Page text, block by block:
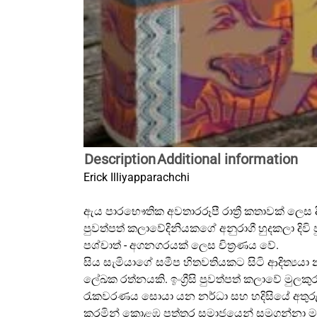
DescriptionAdditional information
Erick Illiyapparachchi
ඇය පාරභෞතික අවතාරරූපී රාත්‍රී කතාවක් ලෙස
පුවත්පත් කලාවේදිනියකගේ අනුරාගී හුදකලා දිවි
පශ්චාත් - අගනගරයක් ලෙස චිත්‍රණය වේ.
සිය සැමියාගේ සමීප හිතවතියකට සිටි
ලේඛක රත්නයකි. ඉංග්‍රීසි පුවත්පත් කලාවේ
රැකවරණය සොයා යන නර්ධා සහ හදිසියේ
කරමින් කොළඹ පත්තර සමාජයෙන් සමුගන්නා